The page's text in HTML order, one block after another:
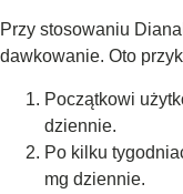
Przy stosowaniu
dawkowanie. Oto
Początkowi
dziennie.
Po kilku
mg dziennie.